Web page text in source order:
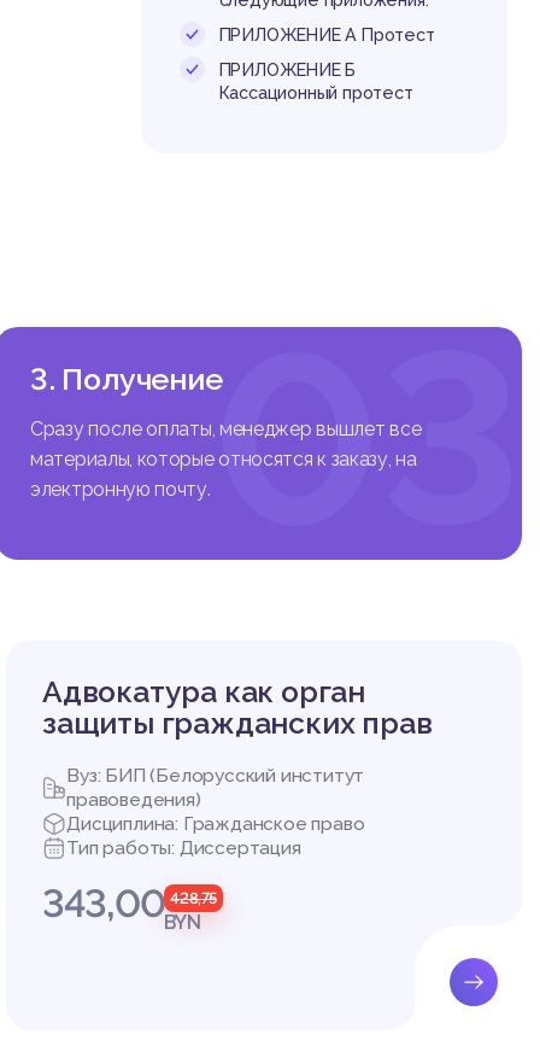
за
в
Бе
ПРИЛОЖЕНИЕ А Протест
ПРИЛОЖЕНИЕ Б
Кассационный протест
03
3. Получение
Сразу после оплаты, менеджер вышлет все
материалы, которые относятся к заказу, на
электронную почту.
Адвокатура как орган
защиты гражданских прав
Вуз: БИП (Белорусский институт
правоведения)
Дисциплина: Гражданское право
Тип работы: Диссертация
343,00 428,75
BYN